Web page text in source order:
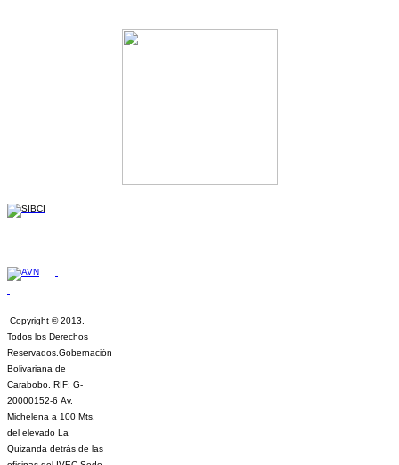
Copyright © 2013.
Todos los Derechos
Reservados. Gobernación
Bolivariana de
Carabobo. RIF: G-
20000152-6 Av.
Michelena a 100 Mts.
del elevado La
Quizanda detrás de las